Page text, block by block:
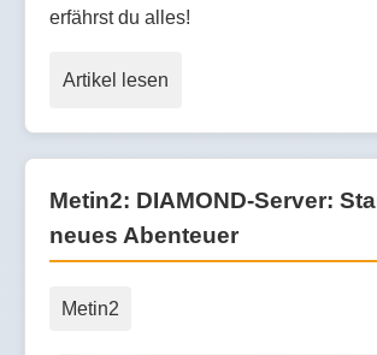
erfährst du alles!
Artikel lesen
Metin2: DIAMOND-Server:
neues Abenteuer
Metin2